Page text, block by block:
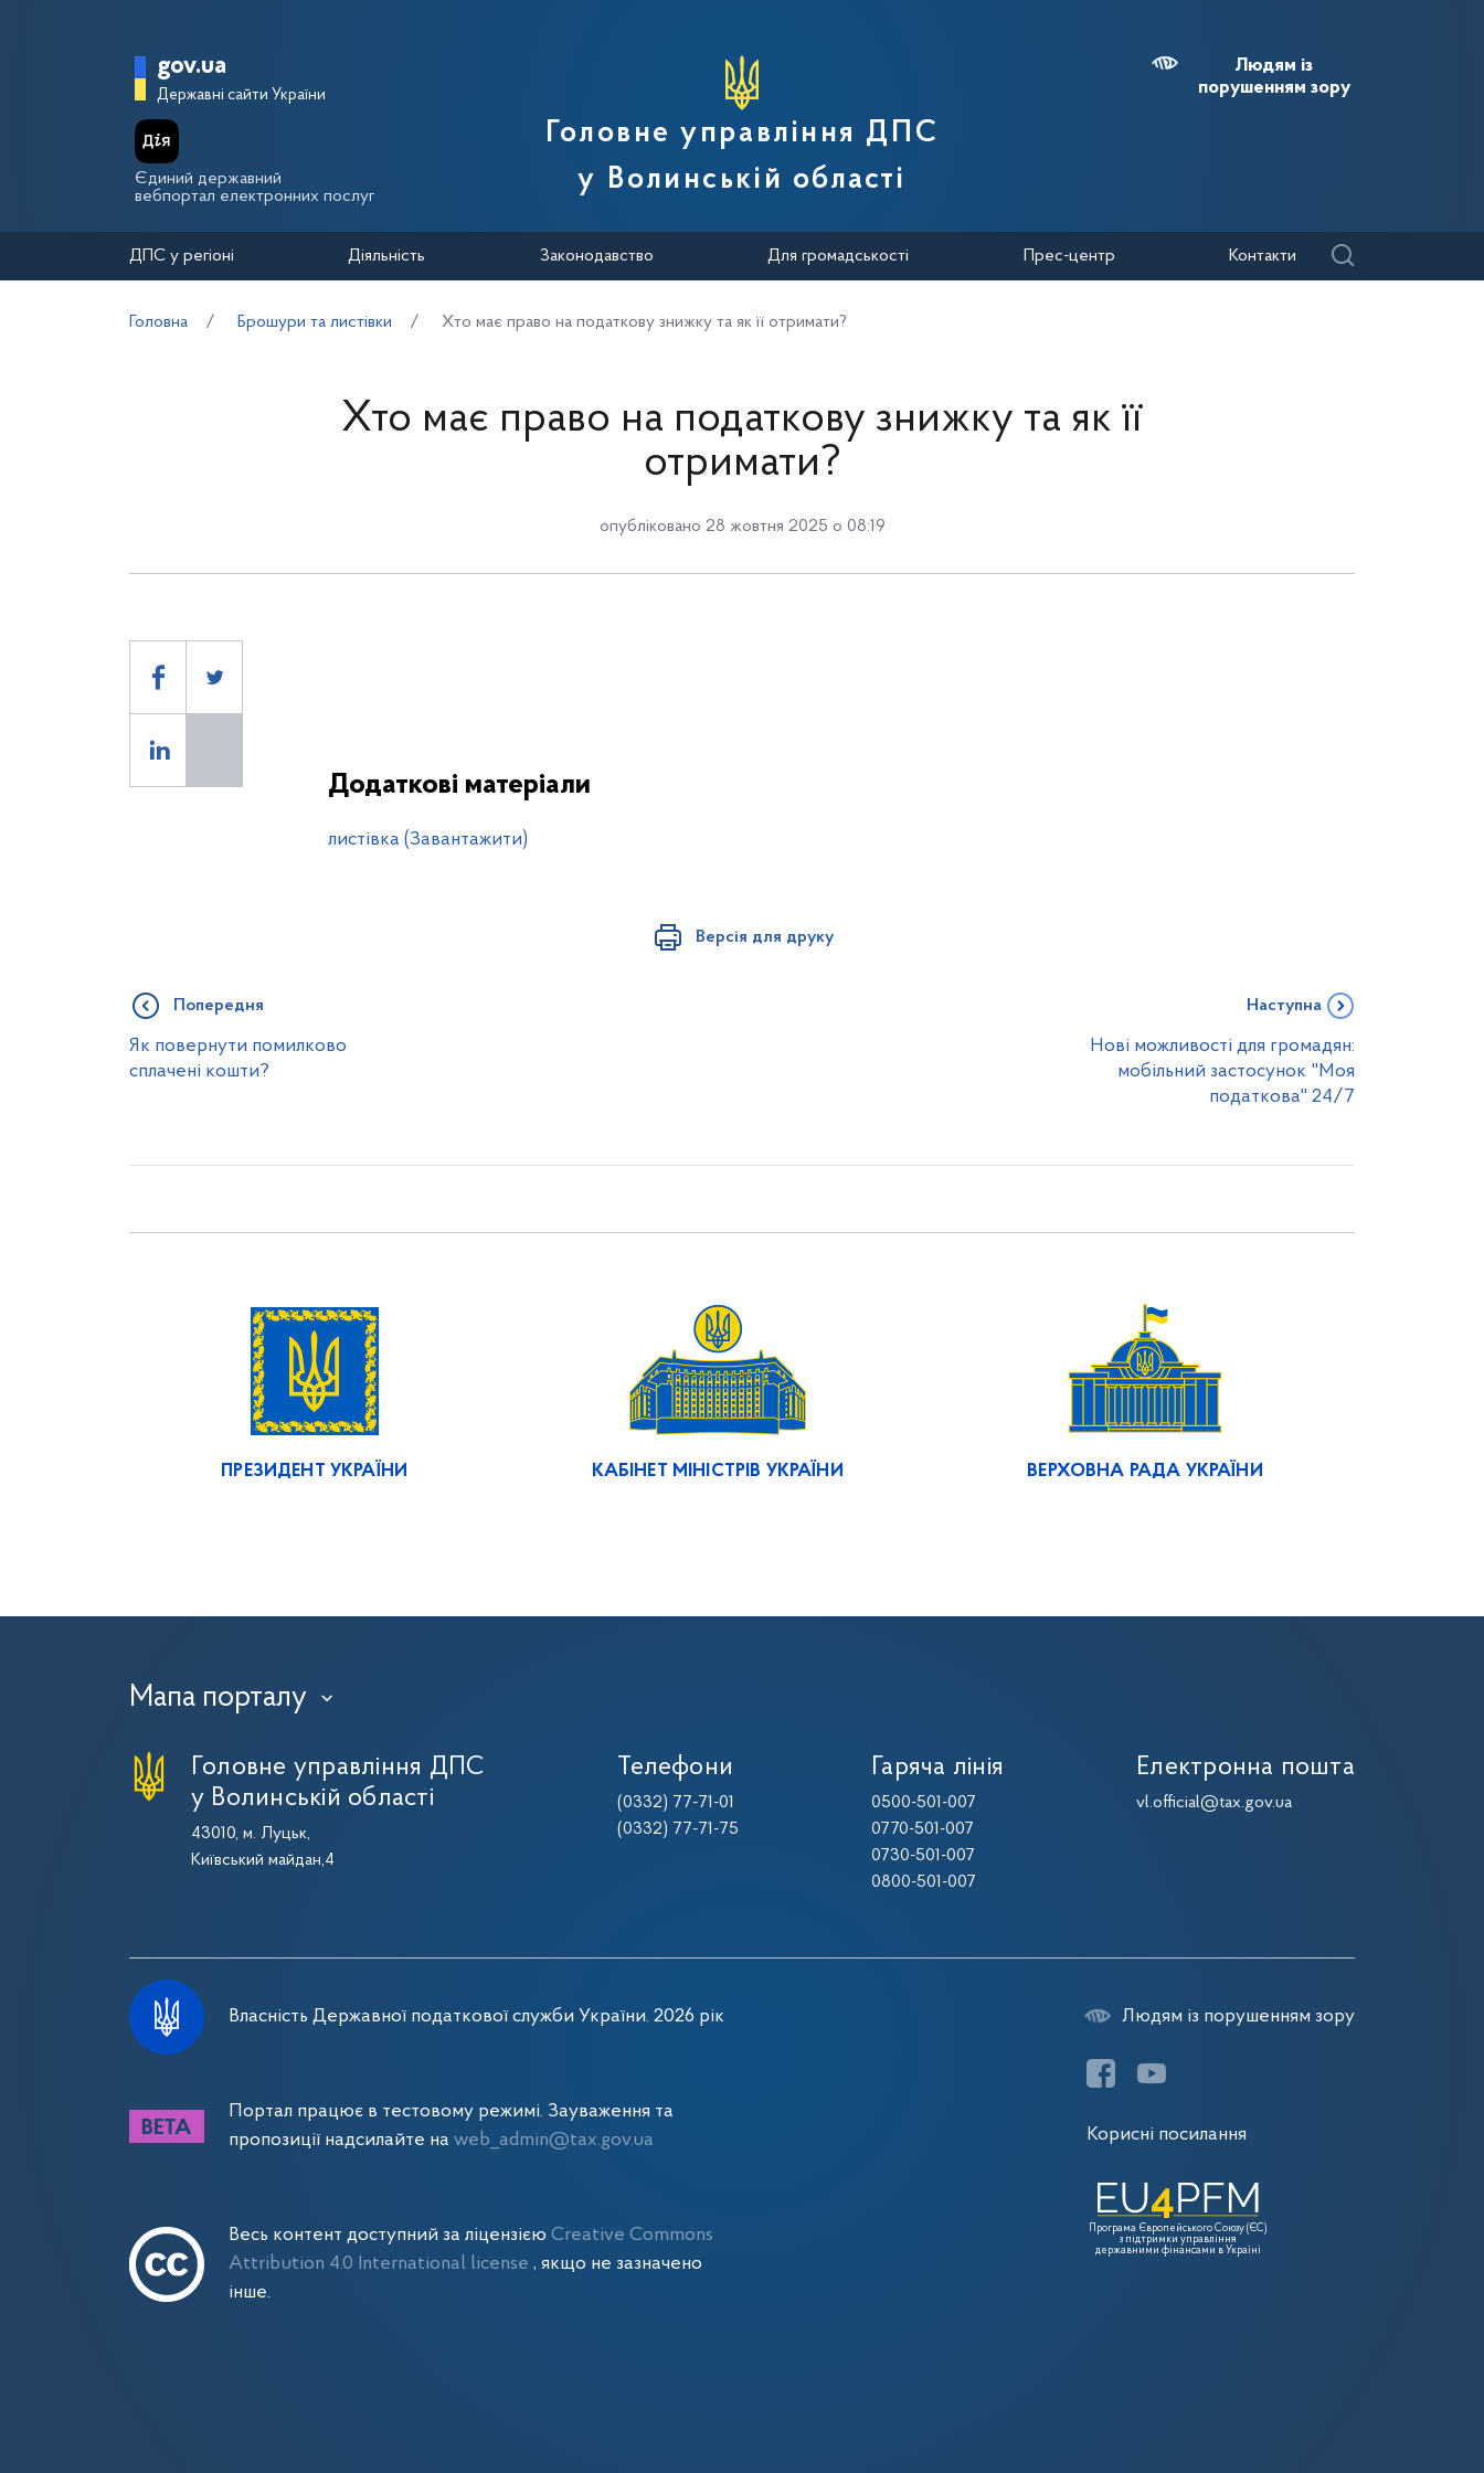
Головна сторінка Державної податкової служби України
gov.ua
Державні сайти України
Єдиний державний
вебпортал електронних послуг
Головне управління ДПС
у Волинській області
Людям із
порушенням зору
ДПС у регіоні Діяльність Законодавство Для громадськості Прес-центр Контакти
Головна Брошури та листівки Хто має право на податкову знижку та як її отримати?
Хто має право на податкову знижку та як її
отримати?
опубліковано 28 жовтня 2025 о 08:19
Додаткові матеріали
листівка (Завантажити)
Версія для друку
Попередня
Як повернути помилково
сплачені кошти?
Наступна
Нові можливості для громадян:
мобільний застосунок "Моя
податкова" 24/7
ПРЕЗИДЕНТ УКРАЇНИ КАБІНЕТ МІНІСТРІВ УКРАЇНИ ВЕРХОВНА РАДА УКРАЇНИ
Мапа порталу ›
Головне управління ДПС
у Волинській області
43010, м. Луцьк,
Київський майдан,4
Телефони
(0332) 77-71-01
(0332) 77-71-75
Гаряча лінія
0500-501-007
0770-501-007
0730-501-007
0800-501-007
Електронна пошта
vl.official@tax.gov.ua
Власність Державної податкової служби України. 2026 рік
Портал працює в тестовому режимі. Зауваження та
пропозиції надсилайте на web_admin@tax.gov.ua
Весь контент доступний за ліцензією Creative Commons
Attribution 4.0 International license , якщо не зазначено
інше.
Людям із порушенням зору
Корисні посилання
Програма Європейського Союзу (ЄС)
з підтримки управління
державними фінансами в Україні